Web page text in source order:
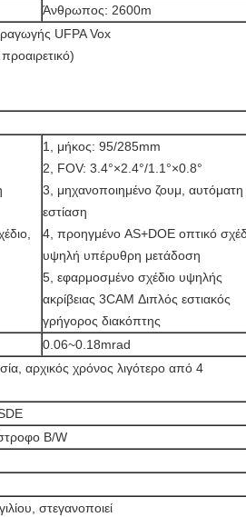
Άνθρωπος: 2600m
UFPA Vox
1, μήκος: 95/285mm
2, FOV: 3.4°×2.4°/1.1°×0.8°
3, μηχανοποιημένο ζουμ, αυτόματη
εστίαση
4, προηγμένο AS+DOE οπτικό
υψηλή υπέρυθρη μετάδοση
5, εφαρμοσμένο σχέδιο υψηλής
ακρίβειας 3CAM Διπλός εστιακός
γρήγορος διακόπτης
0.06~0.18mrad
αρχικός χρόνος λιγότερο από 4
B/W
στεγανοποιεί